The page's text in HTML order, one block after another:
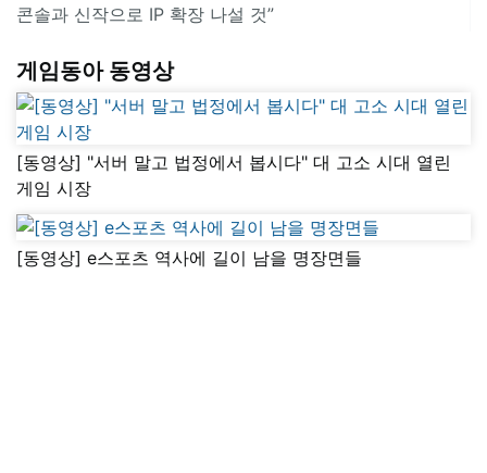
콘솔과 신작으로 IP 확장 나설 것”
게임동아 동영상
[동영상] "서버 말고 법정에서 봅시다" 대 고소 시대 열린
게임 시장
[동영상] e스포츠 역사에 길이 남을 명장면들